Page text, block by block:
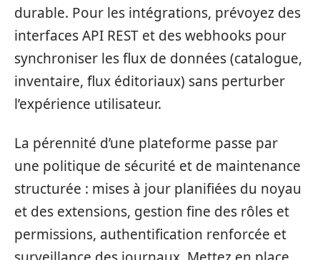
durable. Pour les intégrations, prévoyez des
interfaces API REST et des webhooks pour
synchroniser les flux de données (catalogue,
inventaire, flux éditoriaux) sans perturber
l’expérience utilisateur.
La pérennité d’une plateforme passe par
une politique de sécurité et de maintenance
structurée : mises à jour planifiées du noyau
et des extensions, gestion fine des rôles et
permissions, authentification renforcée et